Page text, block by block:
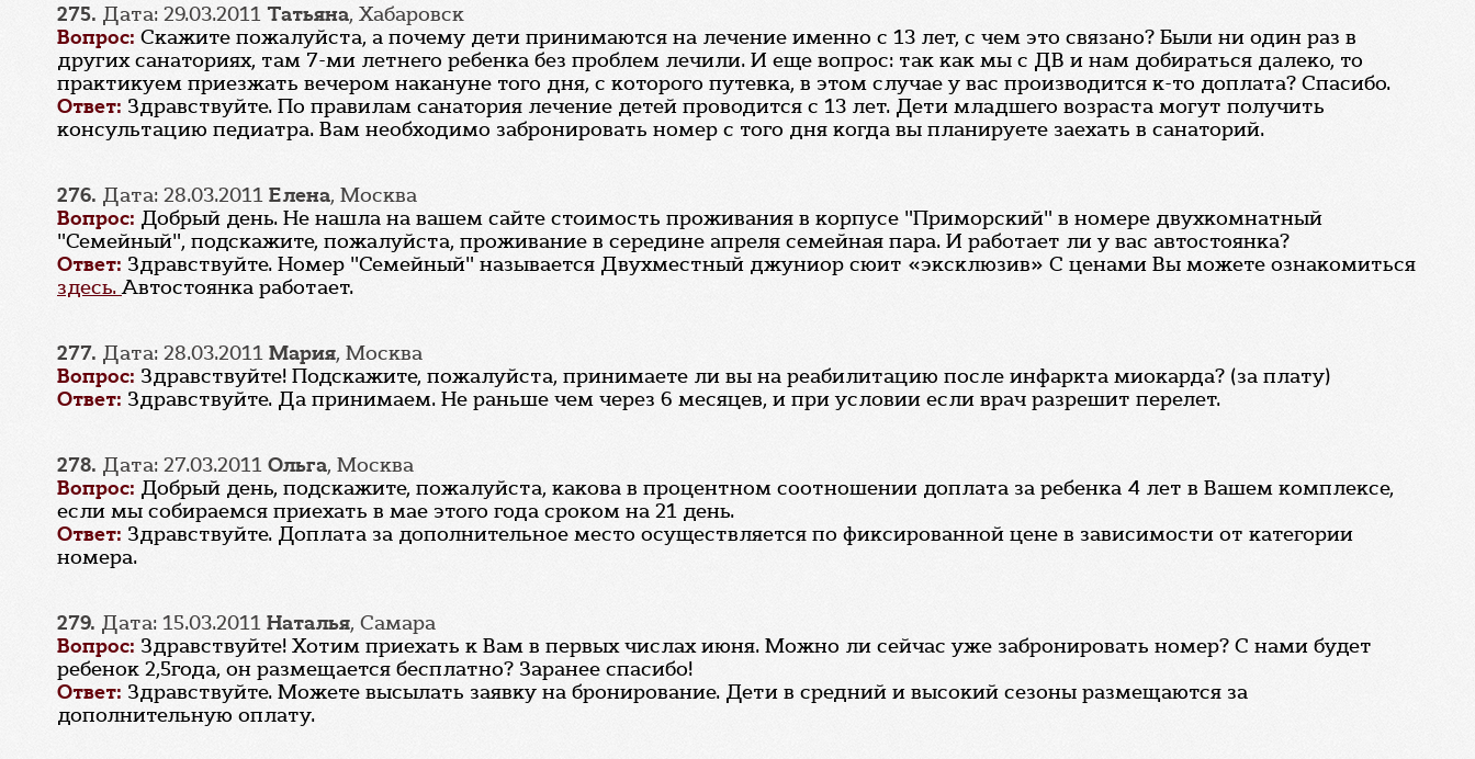
275. Дата: 29.03.2011 Татьяна, Хабаровск
Вопрос: Скажите пожалуйста, а почему дети принимаются на лечение именно с 13 лет, с чем это связано? Были ни один раз в
других санаториях, там 7-ми летнего ребенка без проблем лечили. И еще вопрос: так как мы с ДВ и нам добираться далеко, то
практикуем приезжать вечером накануне того дня, с которого путевка, в этом случае у вас производится к-то доплата? Спасибо.
Ответ: Здравствуйте. По правилам санатория лечение детей проводится с 13 лет. Дети младшего возраста могут получить
консультацию педиатра. Вам необходимо забронировать номер с того дня когда вы планируете заехать в санаторий.
276. Дата: 28.03.2011 Елена, Москва
Вопрос: Добрый день. Не нашла на вашем сайте стоимость проживания в корпусе "Приморский" в номере двухкомнатный
"Семейный", подскажите, пожалуйста, проживание в середине апреля семейная пара. И работает ли у вас автостоянка?
Ответ: Здравствуйте. Номер "Семейный" называется Двухместный джуниор сюит «эксклюзив» С ценами Вы можете ознакомиться
здесь.Автостоянка работает.
277. Дата: 28.03.2011 Мария, Москва
Вопрос: Здравствуйте! Подскажите, пожалуйста, принимаете ли вы на реабилитацию после инфаркта миокарда? (за плату)
Ответ: Здравствуйте. Да принимаем. Не раньше чем через 6 месяцев, и при условии если врач разрешит перелет.
278. Дата: 27.03.2011 Ольга, Москва
Вопрос: Добрый день, подскажите, пожалуйста, какова в процентном соотношении доплата за ребенка 4 лет в Вашем комплексе,
если мы собираемся приехать в мае этого года сроком на 21 день.
Ответ: Здравствуйте. Доплата за дополнительное место осуществляется по фиксированной цене в зависимости от категории
номера.
279. Дата: 15.03.2011 Наталья, Самара
Вопрос: Здравствуйте! Хотим приехать к Вам в первых числах июня. Можно ли сейчас уже забронировать номер? С нами будет
ребенок 2,5года, он размещается бесплатно? Заранее спасибо!
Ответ: Здравствуйте. Можете высылать заявку на бронирование. Дети в средний и высокий сезоны размещаются за
дополнительную оплату.